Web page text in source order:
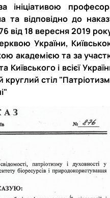
та відповідно до
від 18 вересня 2019
України,
академією та за
і всієї
стіл "Патріотизм